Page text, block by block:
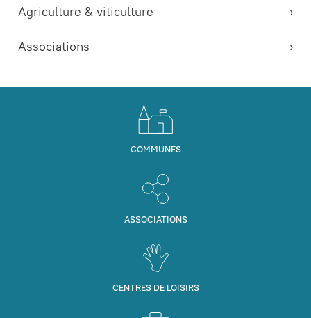
Agriculture & viticulture
Associations
COMMUNES
ASSOCIATIONS
CENTRES DE LOISIRS